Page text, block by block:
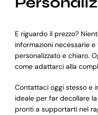
E riguardo il prezzo?
informazioni necessarie
personalizzato e chiaro.
come adattarci alla
Contattaci oggi stesso e
ideale per far decollare
pronti a supportarti nel